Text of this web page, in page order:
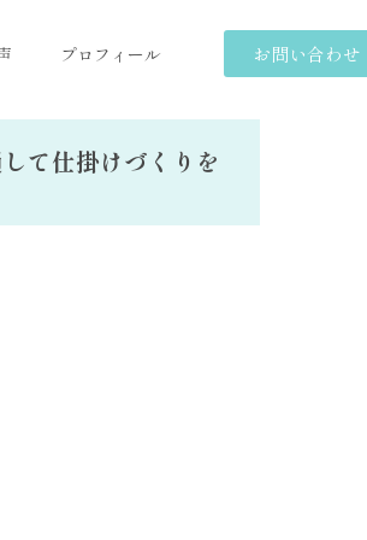
プロフィール お問い合わせ
て仕掛けづくりを